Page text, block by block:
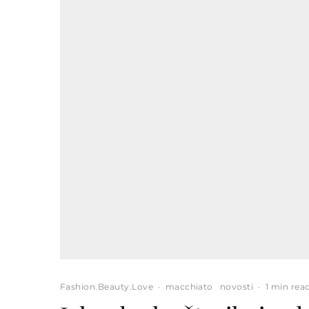
Fashion.Beauty.Love · macchiato novosti · 1 min